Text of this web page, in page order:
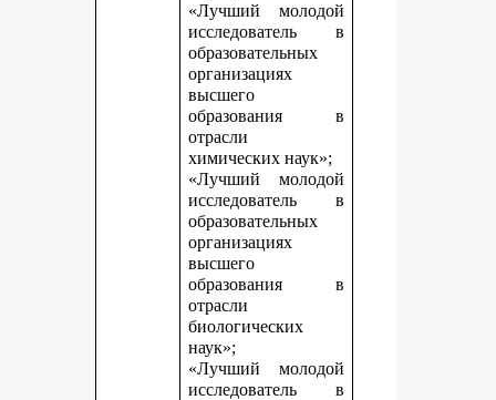
«Лучший молодой
исследователь в
образовательных
организациях
высшего
образования в
отрасли
химических наук»;
«Лучший молодой
исследователь в
образовательных
организациях
высшего
образования в
отрасли
биологических
наук»;
«Лучший молодой
исследователь в